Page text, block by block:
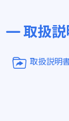
取扱
取扱説明